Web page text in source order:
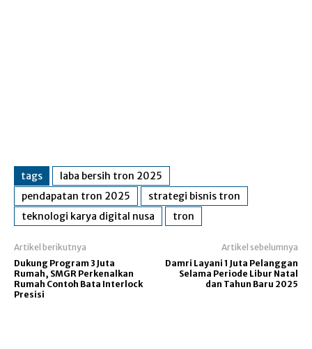
tags
laba bersih tron 2025
pendapatan tron 2025
strategi bisnis tron
teknologi karya digital nusa
tron
Artikel berikutnya
Dukung Program 3 Juta
Rumah, SMGR Perkenalkan
Rumah Contoh Bata Interlock
Presisi
Artikel sebelumnya
Damri Layani 1 Juta Pelanggan
Selama Periode Libur Natal
dan Tahun Baru 2025